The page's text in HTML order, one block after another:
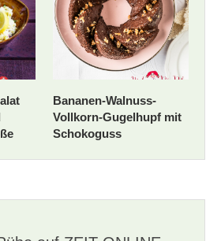
Bananen-Walnuss-
Vollkorn-Gugelhupf mit
Schokoguss